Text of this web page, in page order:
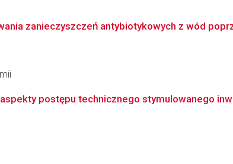
zanieczyszczeń antybiotykowych z wód
postępu technicznego stymulowanego